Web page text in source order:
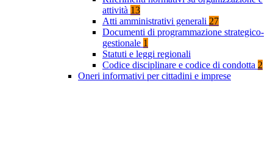
attività 13
Atti amministrativi generali 27
Documenti di programmazione strategico-
gestionale 1
Statuti e leggi regionali
Codice disciplinare e codice di condotta 2
Oneri informativi per cittadini e imprese